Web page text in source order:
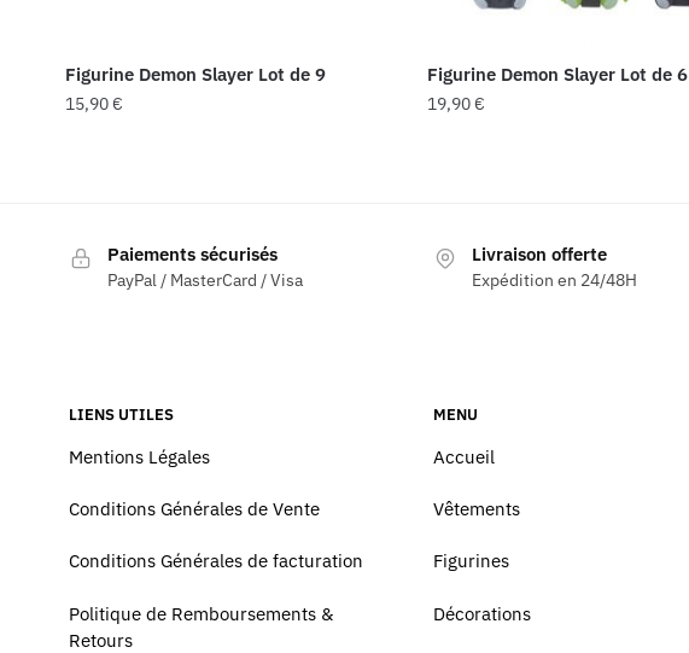
Figurine Demon Slayer Lot de 9
15,90€
Figurine Demon Slayer Lot de 6
19,90€
Paiements sécurisés
PayPal / MasterCard / Visa
Livraison offerte
Expédition en 24/48H
LIENS UTILES
Mentions Légales
Conditions Générales de Vente
Conditions Générales de facturation
Politique de Remboursements &
Retours
MENU
Accueil
Vêtements
Figurines
Décorations